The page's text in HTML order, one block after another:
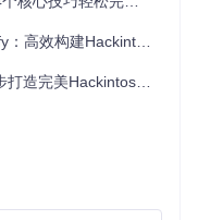
项参数，而OpCore-
数据，为后续配置提
建Hackintosh EFI指南
EFI的实战指南